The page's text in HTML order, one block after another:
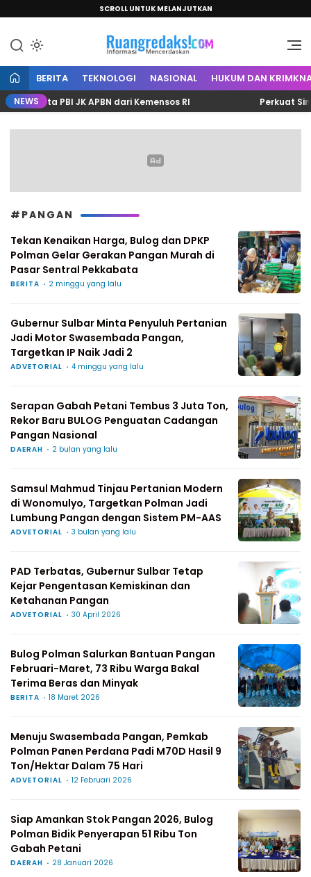
SCROLL UNTUK MELANJUTKAN
Ruang Redaksi
Informasi Mencerdaskan
BERITA TEKNOLOGI NASIONAL HUKUM DAN
NEWS
Kuota PBI JK APBN dari Kemensos RI Perkuat
#PANGAN
Tekan Kenaikan Harga, Bulog dan DPKP
Polman Gelar Gerakan Pangan Murah di
Pasar Sentral Pekkabata
BERITA 2 minggu yang lalu
Gubernur Sulbar Minta Penyuluh Pertanian
Jadi Motor Swasembada Pangan,
Targetkan IP Naik Jadi 2
ADVETORIAL 4 minggu yang lalu
Serapan Gabah Petani Tembus 3 Juta Ton,
Rekor Baru BULOG Penguatan Cadangan
Pangan Nasional
DAERAH 2 bulan yang lalu
Samsul Mahmud Tinjau Pertanian Modern
di Wonomulyo, Targetkan Polman Jadi
Lumbung Pangan dengan Sistem PM-AAS
ADVETORIAL 3 bulan yang lalu
PAD Terbatas, Gubernur Sulbar Tetap
Kejar Pengentasan Kemiskinan dan
Ketahanan Pangan
ADVETORIAL 30 April 2026
Bulog Polman Salurkan Bantuan Pangan
Februari-Maret, 73 Ribu Warga Bakal
Terima Beras dan Minyak
BERITA 18 Maret 2026
Menuju Swasembada Pangan, Pemkab
Polman Panen Perdana Padi M70D Hasil 9
Ton/Hektar Dalam 75 Hari
ADVETORIAL 12 Februari 2026
Siap Amankan Stok Pangan 2026, Bulog
Polman Bidik Penyerapan 51 Ribu Ton
Gabah Petani
DAERAH 28 Januari 2026